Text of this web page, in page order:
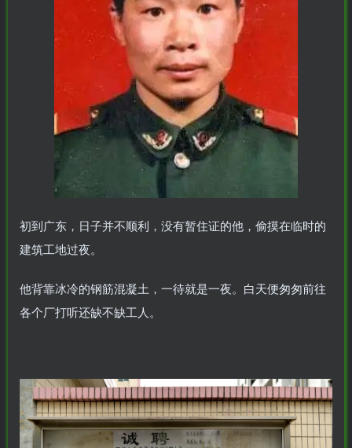
初到广东，日子并不顺利，没有暂住证的他，偷摸在临时的
建筑工地过夜。
他背靠冰冷的钢筋混凝土，一待就是一夜。白天便匆匆前往
各个厂打听还缺不缺工人。